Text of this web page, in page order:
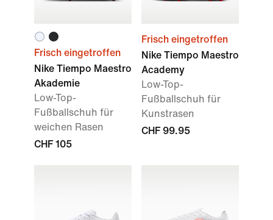
Frisch eingetroffen
Nike Tiempo Maestro
Akademie
Low-Top-
Fußballschuh für
weichen Rasen
CHF 105
Frisch eingetroffen
Nike Tiempo Maestro
Academy
Low-Top-
Fußballschuh für
Kunstrasen
CHF 99.95